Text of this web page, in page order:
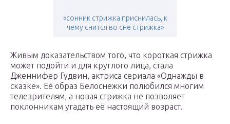
«сонник стрижка приснилась, к
чему снится во сне стрижка»
Живым доказательством того, что короткая стрижка
может подойти и для круглого лица, стала
Дженнифер Гудвин, актриса сериала «Однажды в
сказке». Её образ Белоснежки полюбился многим
телезрителям, а новая стрижка не позволяет
поклонникам угадать её настоящий возраст.